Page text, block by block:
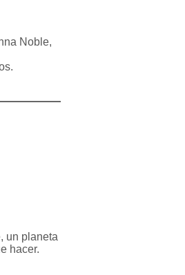
Noble,
un planeta
hacer.